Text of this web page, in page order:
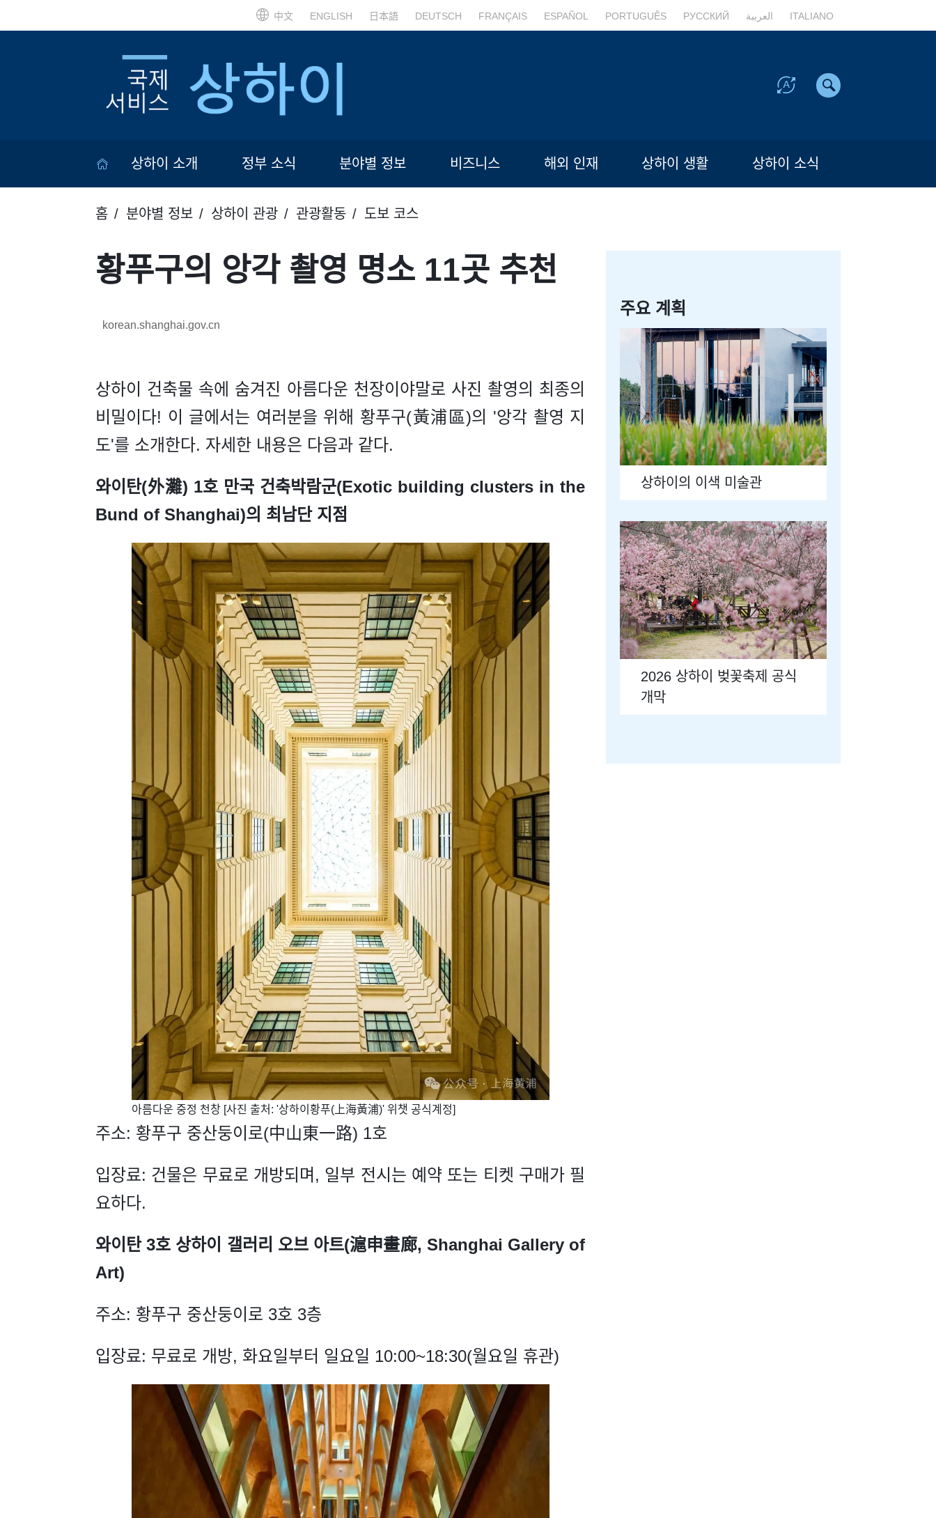
中文 ENGLISH 日本語 DEUTSCH FRANÇAIS ESPAÑOL PORTUGUÊS РУССКИЙ العربية ITALIANO
상하이 소개 정부 소식 분야별 정보 비즈니스 해외 인재 상하이 생활 상하이 소식
홈 분야별 정보 상하이 관광 관광활동 도보 코스
황푸구의 앙각 촬영 명소 11곳 추천
korean.shanghai.gov.cn
상하이 건축물 속에 숨겨진 아름다운 천장이야말로 사진 촬영의 최종의
비밀이다! 이 글에서는 여러분을 위해 황푸구(黃浦區)의 '앙각 촬영 지
도'를 소개한다. 자세한 내용은 다음과 같다.
와이탄(外灘) 1호 만국 건축박람군(Exotic building clusters in the
Bund of Shanghai)의 최남단 지점
​아름다운 중정 천창 [사진 출처: '상하이황푸(上海黃浦)' 위챗 공식계정]
주소: 황푸구 중산둥이로(中山東一路) 1호
입장료: 건물은 무료로 개방되며, 일부 전시는 예약 또는 티켓 구매가 필
요하다.
와이탄 3호 상하이 갤러리 오브 아트(滬申畫廊, Shanghai Gallery of
Art)
주소: 황푸구 중산둥이로 3호 3층
입장료: 무료로 개방, 화요일부터 일요일 10:00~18:30(월요일 휴관)
주요 계획
상하이의 이색 미술관
2026 상하이 벚꽃축제 공식
개막